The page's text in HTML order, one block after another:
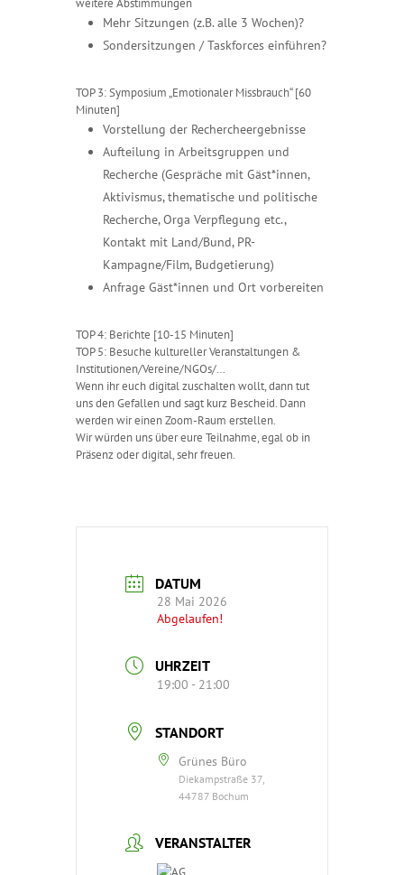
weitere Abstimmungen
Mehr Sitzungen (z.B. alle 3 Wochen)?
Sondersitzungen / Taskforces einführen?
TOP 3: Symposium „Emotionaler Missbrauch“ [60
Minuten]
Vorstellung der Rechercheergebnisse
Aufteilung in Arbeitsgruppen und
Recherche (Gespräche mit Gäst*innen,
Aktivismus, thematische und politische
Recherche, Orga Verpflegung etc.,
Kontakt mit Land/Bund, PR-
Kampagne/Film, Budgetierung)
Anfrage Gäst*innen und Ort vorbereiten
TOP 4: Berichte [10-15 Minuten]
TOP 5: Besuche kultureller Veranstaltungen &
Institutionen/Vereine/NGOs/…
Wenn ihr euch digital zuschalten wollt, dann tut
uns den Gefallen und sagt kurz Bescheid. Dann
werden wir einen Zoom-Raum erstellen.
Wir würden uns über eure Teilnahme, egal ob in
Präsenz oder digital, sehr freuen.
DATUM
28 Mai 2026
Abgelaufen!
UHRZEIT
19:00 - 21:00
STANDORT
Grünes Büro
Diekampstraße 37,
44787 Bochum
VERANSTALTER